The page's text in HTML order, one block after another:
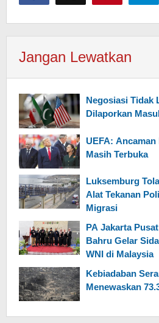
Jangan Lewatkan
Negosiasi Tidak
Dilaporkan
UEFA:
Masih Terbuka
Luksemburg
Alat Tekanan
Migrasi
PA Jakarta
Bahru Gelar
WNI di Malaysia
Kebiadaban
Menewaskan